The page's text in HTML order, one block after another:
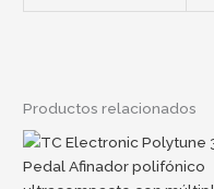
Productos relacionados